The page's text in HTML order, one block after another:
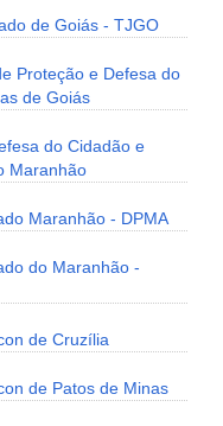
de Goiás - TJGO
Proteção e Defesa do
de Goiás
do Cidadão e
Maranhão
Maranhão - DPMA
do Maranhão -
de Cruzília
de Patos de Minas